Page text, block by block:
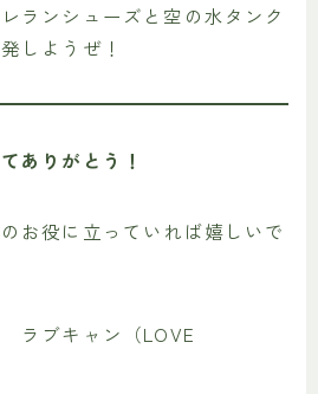
ランシューズと空の水タンク
しようぜ！
ありがとう！
お役に立っていれば嬉しいで
ラブキャン（LOVE